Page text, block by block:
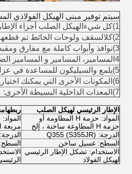
سيتم توفير مبنى الهيكل الفولاذي
1) كل شيء الهيكل الصلب أجزاء الإطار
2) كلالسقف ولوحات الحائط تم
3
)نوافذ وأبواب كاملة مع مفارق
4 المسامير، المسامير و المسامير
5
)يلمع و السيليكون للمساعدة في
6
) المكونات الأخرى التي يمكنك
7)المعدات الداخلية البسيطة الأخرى: مصباح LED، رفوف الرفوف الخ
الإطار الرئيسي لهيكل الصلب ربطهام
المواد: حزمة H المطاومة أو
حزمة H المطاوعة ساخنة ، إلخ
مربعة
الدرجة: Q355 (S355JR)
الدرجة: Q235 (S235JR)
السطح: غسيل ساخن
الاستخدام: تشكل الإطار الرئيسي
لهيكل الفولاذ